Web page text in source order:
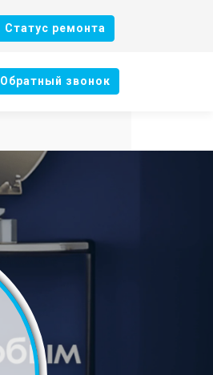
Cтатус ремонта
Oбратный звонок